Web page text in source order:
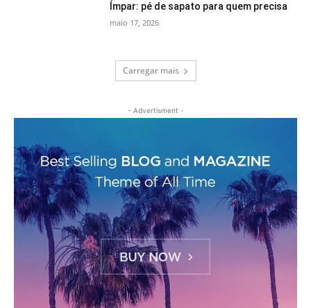
Ímpar: pé de sapato para quem precisa
maio 17, 2026
Carregar mais
- Advertisment -